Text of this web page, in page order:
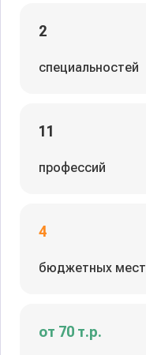
2
специальностей
11
профессий
4
бюджетных мест
от 70 т.р.